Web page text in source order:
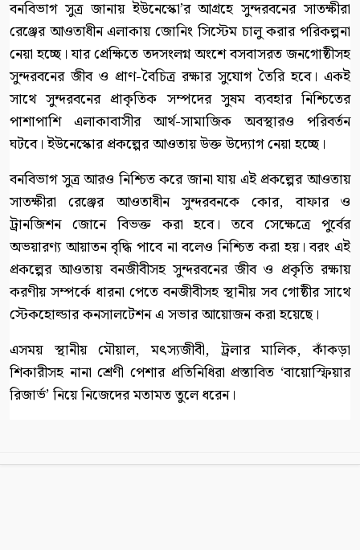
বনবিভাগ সুত্র জানায় ইউনেস্কো’র আগ্রহে সুন্দরবনের সাতক্ষীরা
রেঞ্জের আওতাধীন এলাকায় জোনিং সিস্টেম চালু করার পরিকল্পনা
নেয়া হচ্ছে। যার প্রেক্ষিতে তদসংলগ্ন অংশে বসবাসরত জনগোষ্ঠীসহ
সুন্দরবনের জীব ও প্রাণ-বৈচিত্র রক্ষার সুযোগ তৈরি হবে। একই
সাথে সুন্দরবনের প্রাকৃতিক সম্পদের সুষম ব্যবহার নিশ্চিতের
পাশাপাশি এলাকাবাসীর আর্থ-সামাজিক অবস্থারও পরিবর্তন
ঘটবে। ইউনেস্কোর প্রকল্পের আওতায় উক্ত উদ্যোগ নেয়া হচ্ছে।
বনবিভাগ সুত্র আরও নিশ্চিত করে জানা যায় এই প্রকল্পের আওতায়
সাতক্ষীরা রেঞ্জের আওতাধীন সুন্দরবনকে কোর, বাফার ও
ট্রানজিশন জোনে বিভক্ত করা হবে। তবে সেক্ষেত্রে পুর্বের
অভয়ারণ্য আয়াতন বৃদ্ধি পাবে না বলেও নিশ্চিত করা হয়। বরং এই
প্রকল্পের আওতায় বনজীবীসহ সুন্দরবনের জীব ও প্রকৃতি রক্ষায়
করণীয় সম্পর্কে ধারনা পেতে বনজীবীসহ স্থানীয় সব গোষ্ঠীর সাথে
স্টেকহোল্ডার কনসালটেশন এ সভার আয়োজন করা হয়েছে।
এসময় স্থানীয় মৌয়াল, মৎস্যজীবী, ট্রলার মালিক, কাঁকড়া
শিকারীসহ নানা শ্রেণী পেশার প্রতিনিধিরা প্রস্তাবিত ‘বায়োস্ফিয়ার
রিজার্ভ’ নিয়ে নিজেদের মতামত তুলে ধরেন।